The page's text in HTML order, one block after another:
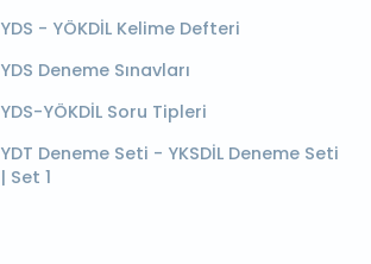
YDS - YÖKDİL Kelime Defteri
YDS Deneme Sınavları
YDS-YÖKDİL Soru Tipleri
YDT Deneme Seti - YKSDİL Deneme Seti
| Set 1